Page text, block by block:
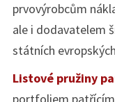
prvovýrobcům
ale i dodavatelem
státních
Listové pružiny